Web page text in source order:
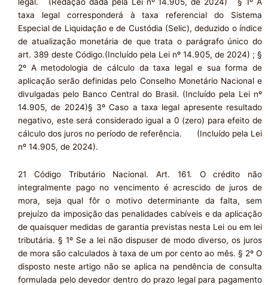
taxa legal corresponderá à taxa referencial do Sistema
Especial de Liquidação e de Custódia (Selic), deduzido o índice
de atualização monetária de que trata o parágrafo único do
art. 389 deste Código.(Incluído pela Lei nº 14.905, de 2024) ; §
2º A metodologia de cálculo da taxa legal e sua forma de
aplicação serão definidas pelo Conselho Monetário Nacional e
divulgadas pelo Banco Central do Brasil. (Incluído pela Lei nº
14.905, de 2024)§ 3º Caso a taxa legal apresente resultado
negativo, este será considerado igual a 0 (zero) para efeito de
cálculo dos juros no período de referência. (Incluído pela Lei
nº 14.905, de 2024).
21 Código Tributário Nacional. Art. 161. O crédito não
integralmente pago no vencimento é acrescido de juros de
mora, seja qual fôr o motivo determinante da falta, sem
prejuízo da imposição das penalidades cabíveis e da aplicação
de quaisquer medidas de garantia previstas nesta Lei ou em lei
tributária. § 1º Se a lei não dispuser de modo diverso, os juros
de mora são calculados à taxa de um por cento ao mês. § 2º O
disposto neste artigo não se aplica na pendência de consulta
formulada pelo devedor dentro do prazo legal para pagamento